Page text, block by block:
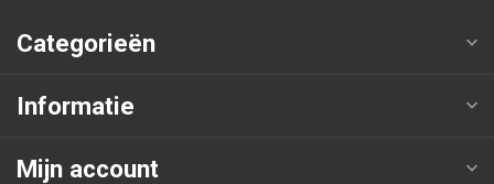
Categorieën
Informatie
Mijn account